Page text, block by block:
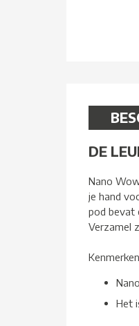
DE
Nano
je hand
pod bevat
Verzamel
Het